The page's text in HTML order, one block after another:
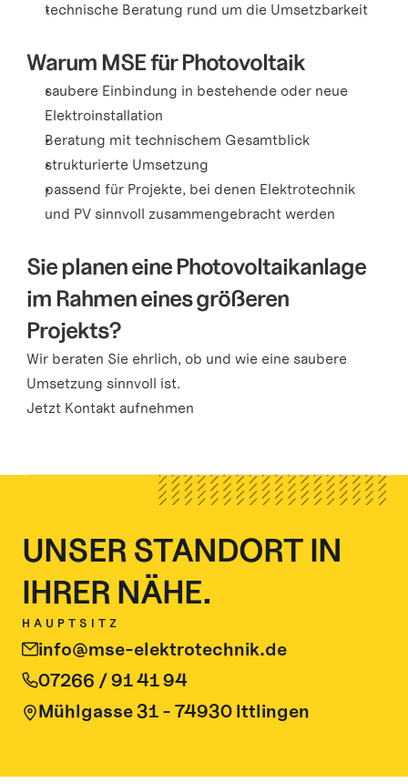
technische Beratung rund um die Umsetzbarkeit
Warum MSE für Photovoltaik
saubere Einbindung in bestehende oder neue
Elektroinstallation
Beratung mit technischem Gesamtblick
strukturierte Umsetzung
passend für Projekte, bei denen Elektrotechnik
und PV sinnvoll zusammengebracht werden
Sie planen eine Photovoltaikanlage
im Rahmen eines größeren
Projekts?
Wir beraten Sie ehrlich, ob und wie eine saubere
Umsetzung sinnvoll ist.
Jetzt Kontakt aufnehmen
UNSER STANDORT IN
IHRER NÄHE.
HAUPTSITZ
info@mse-elektrotechnik.de
07266 / 91 41 94
Mühlgasse 31 - 74930 Ittlingen